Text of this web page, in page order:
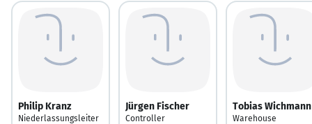
Philip Kranz
Niederlassungsleiter
Jürgen Fischer
Controller
Tobias Wichmann
Warehouse